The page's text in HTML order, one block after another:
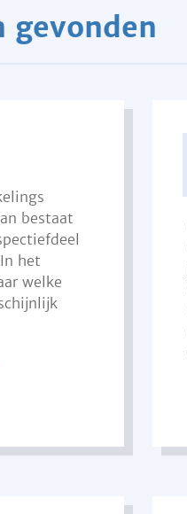
gevonden
bestaat
het
welke